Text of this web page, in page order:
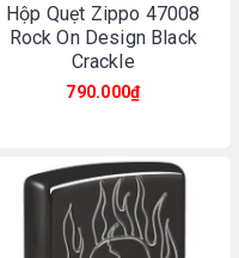
Hộp Quẹt Zippo 47008
Rock On Design Black
Crackle
790.000₫